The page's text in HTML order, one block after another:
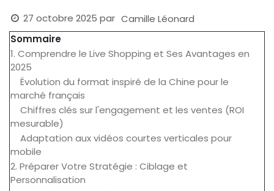
27 octobre 2025 par Camille Léonard
Sommaire
1. Comprendre le Live Shopping et Ses Avantages en
2025
Évolution du format inspiré de la Chine pour le
marché français
Chiffres clés sur l'engagement et les ventes (ROI
mesurable)
Adaptation aux vidéos courtes verticales pour
mobile
2. Préparer Votre Stratégie : Ciblage et
Personnalisation